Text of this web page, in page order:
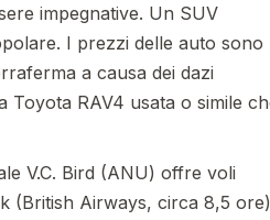
impegnative. Un SUV
I prezzi delle auto sono
a causa dei dazi
RAV4 usata o simile
V.C. Bird (ANU) offre voli
(British Airways, circa 8,5